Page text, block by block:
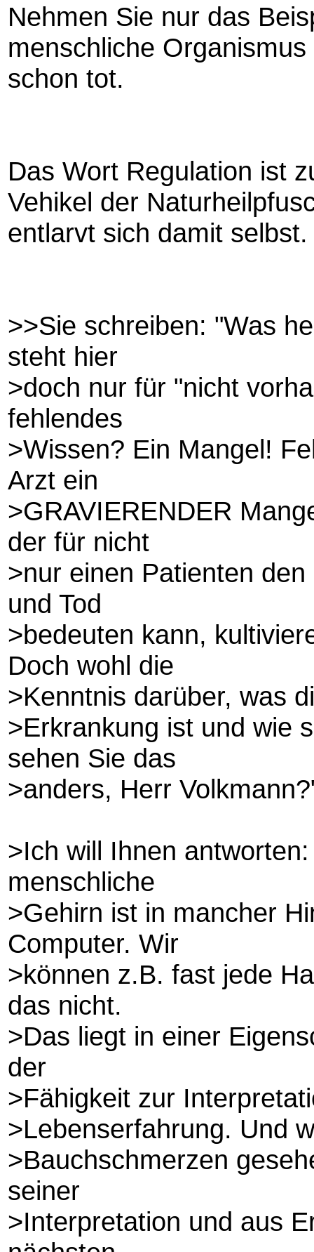
Nehmen Sie nur das
menschliche
schon tot.
Das Wort Regulation ist
Vehikel der
entlarvt sich damit selbst.
>>Sie schreiben: "Was
steht hier
>doch nur für "nicht
fehlendes
>Wissen? Ein Mangel!
Arzt ein
>GRAVIERENDER
der für nicht
>nur einen Patienten
und Tod
>bedeuten kann,
Doch wohl die
>Kenntnis darüber, was
>Erkrankung ist und wie
sehen Sie das
>anders, Herr
>Ich will Ihnen
menschliche
>Gehirn ist in mancher
Computer. Wir
>können z.B. fast jede
das nicht.
>Das liegt in einer
der
>Fähigkeit zur
>Lebenserfahrung. Und
>Bauchschmerzen
seiner
>Interpretation und aus